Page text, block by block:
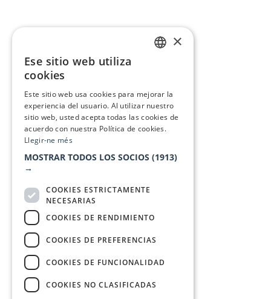
×
Ese sitio web utiliza
cookies
Este sitio web usa cookies para mejorar la
experiencia del usuario. Al utilizar nuestro
sitio web, usted acepta todas las cookies de
acuerdo con nuestra Política de cookies.
Llegir-ne més
MOSTRAR TODOS LOS SOCIOS (1913)
→
COOKIES ESTRICTAMENTE
NECESARIAS
COOKIES DE RENDIMIENTO
COOKIES DE PREFERENCIAS
COOKIES DE FUNCIONALIDAD
COOKIES NO CLASIFICADAS